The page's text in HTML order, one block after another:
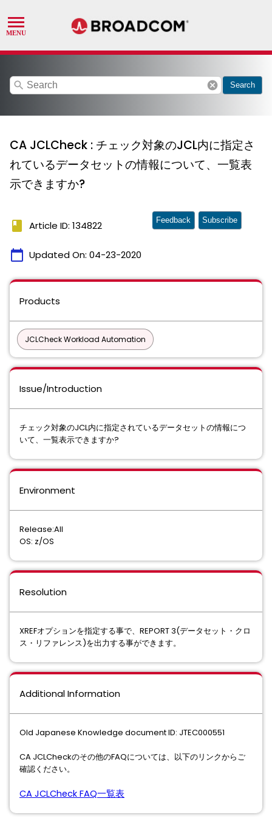
search cancel Search
CA JCLCheck : チェック対象のJCL内に指定さ
れているデータセットの情報について、一覧表
示できますか?
book Article ID: 134822
calendar_today Updated On: 04-23-2020
Feedback Subscribe
Products
JCLCheck Workload Automation
Issue/Introduction
チェック対象のJCL内に指定されているデータセットの情報につ
いて、⼀覧表⽰できますか?
Environment
Release:All
OS: z/OS
Resolution
XREFオプションを指定する事で、REPORT 3(データセット・クロ
ス・リファレンス)を出⼒する事ができます。
Additional Information
Old Japanese Knowledge document ID: JTEC000551
CA JCLCheckのその他のFAQについては、以下のリンクからご
確認ください。
CA JCLCheck FAQ一覧表